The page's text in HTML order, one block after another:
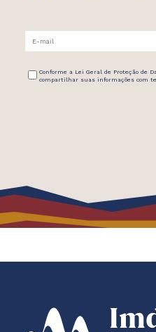
Conforme a Lei Geral de Proteção de
compartilhar suas informações com